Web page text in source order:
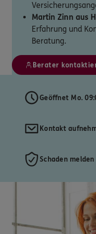
Martin Zinn aus
Erfahrung und
Beratung.
Berater
Geöffnet Mo.
Kontakt
Schaden melden